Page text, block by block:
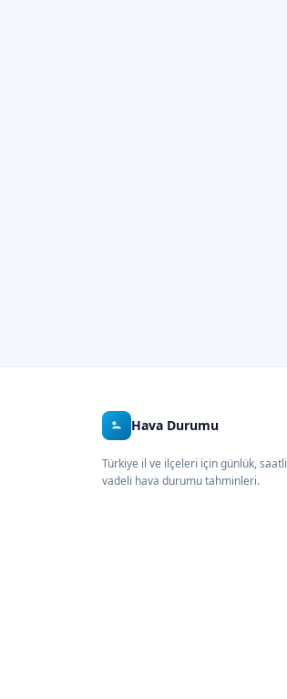
Hava Durumu
Türkiye il ve ilçeleri için günlük,
vadeli hava durumu tahminleri.